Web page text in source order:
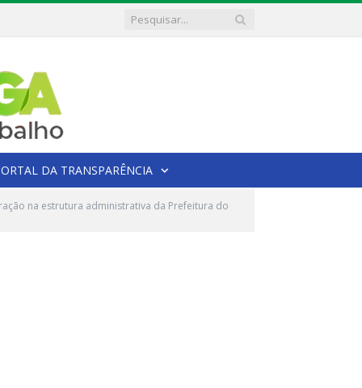
DA TRANSPARÊNCIA
na estrutura administrativa da Prefeitura do